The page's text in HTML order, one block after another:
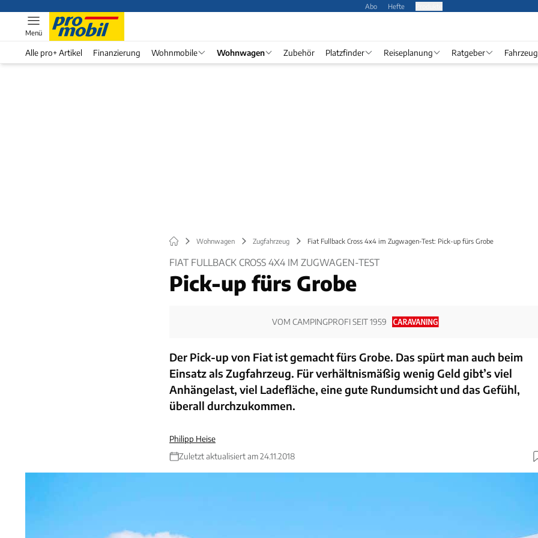
Abo Hefte
Menü
Alle pro+ Artikel Finanzierung Wohnmobile Wohnwagen Zubehör Platzfinder Reiseplanung Ratgeber
Wohnwagen Zugfahrzeug Fiat Fullback Cross 4x4 im Zugwagen-Test: Pick-up fürs Grobe
FIAT FULLBACK CROSS 4X4 IM ZUGWAGEN-TEST
Pick-up fürs Grobe
VOM CAMPINGPROFI SEIT 1959
Der Pick-up von Fiat ist gemacht fürs Grobe. Das spürt man auch beim
Einsatz als Zugfahrzeug. Für verhältnismäßig wenig Geld gibt’s viel
Anhängelast, viel Ladefläche, eine gute Rundumsicht und das Gefühl,
überall durchzukommen.
Philipp Heise
Zuletzt aktualisiert am 24.11.2018